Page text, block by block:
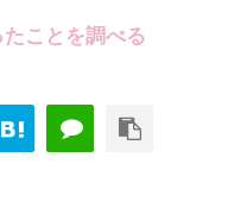
ことを調べる